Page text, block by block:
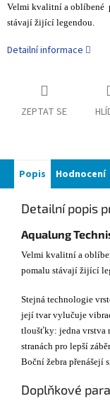
Velmi kvalitní a oblíbené
stávají žijící legendou.
Detailní informace
ZEPTAT SE
Popis Hodnocení
Detailní popis
Aqualung
Velmi kvalitní a
pomalu stávají žijící
Stejná technologie
její tvar vylučuje
tloušťky: jedna vrstva
stranách pro lepší
Boční žebra přenášejí
Doplňkové